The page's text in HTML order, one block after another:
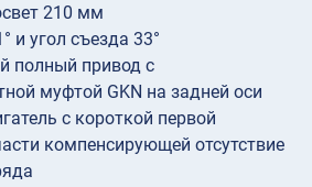
210 мм
и угол съезда 33°
полный привод с
муфтой GKN на задней оси
с короткой первой
компенсирующей отсутствие